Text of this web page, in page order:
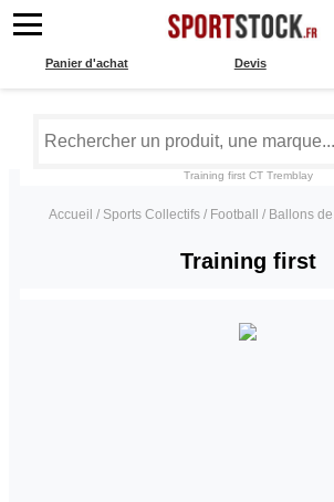
Devis
Panier d'achat
Training first CT Tremblay
Accueil / Sports Collectifs / Football / Ballons
Training first